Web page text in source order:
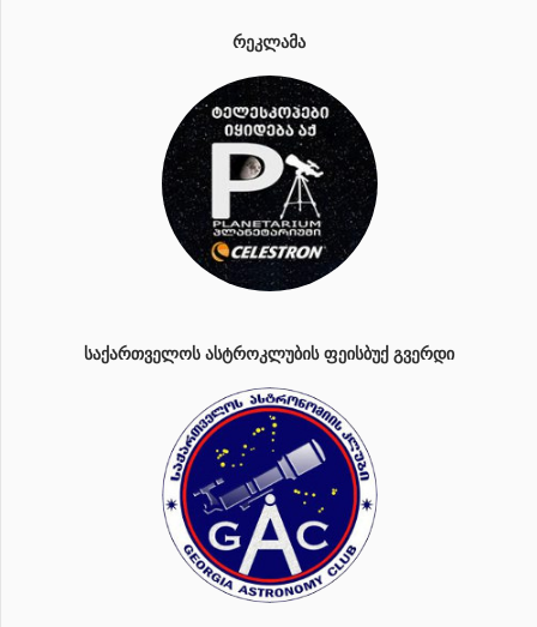
ᲠᲔᲙᲚᲐᲛᲐ
ᲡᲐᲥᲐᲠᲗᲕᲔᲚᲝᲡ ᲐᲡᲢᲠᲝᲙᲚᲣᲑᲘᲡ ᲤᲔᲘᲡᲑᲣᲥ ᲒᲕᲔᲠᲓᲘ